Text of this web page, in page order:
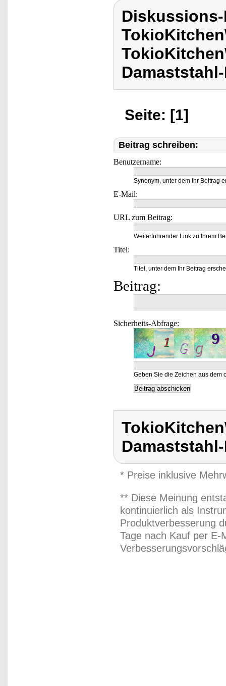
Seite: [1]
Beitrag schreiben:
Benutzername:
Synonym, unter dem Ihr Beitrag
E-Mail:
URL zum Beitrag:
Weiterführender Link zu Ihrem
Titel:
Titel, unter dem Ihr Beitrag
Beitrag:
Sicherheits-Abfrage:
Geben Sie die Zeichen aus dem
* Preise inklusive
** Diese Meinung
kontinuierlich als
Produktverbesserung
Tage nach Kauf per E-